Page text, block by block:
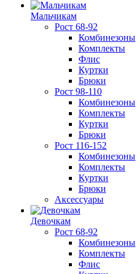
Мальчикам
Рост 68-92
Комбинезоны
Комплекты
Флис
Куртки
Брюки
Рост 98-110
Комбинезоны
Комплекты
Куртки
Брюки
Рост 116-152
Комбинезоны
Комплекты
Куртки
Брюки
Аксессуары
Девочкам
Рост 68-92
Комбинезоны
Комплекты
Флис